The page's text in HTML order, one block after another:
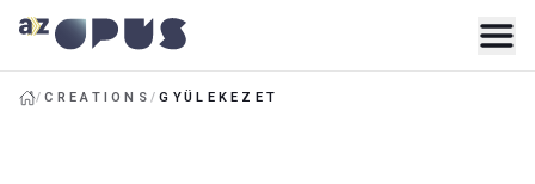
/CREATIONS/GYÜLEKEZET